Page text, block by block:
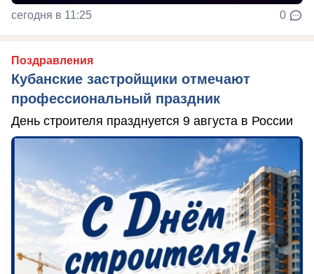
сегодня в 11:25 0
Поздравления
Кубанские застройщики отмечают
профессиональный праздник
День строителя празднуется 9 августа в России